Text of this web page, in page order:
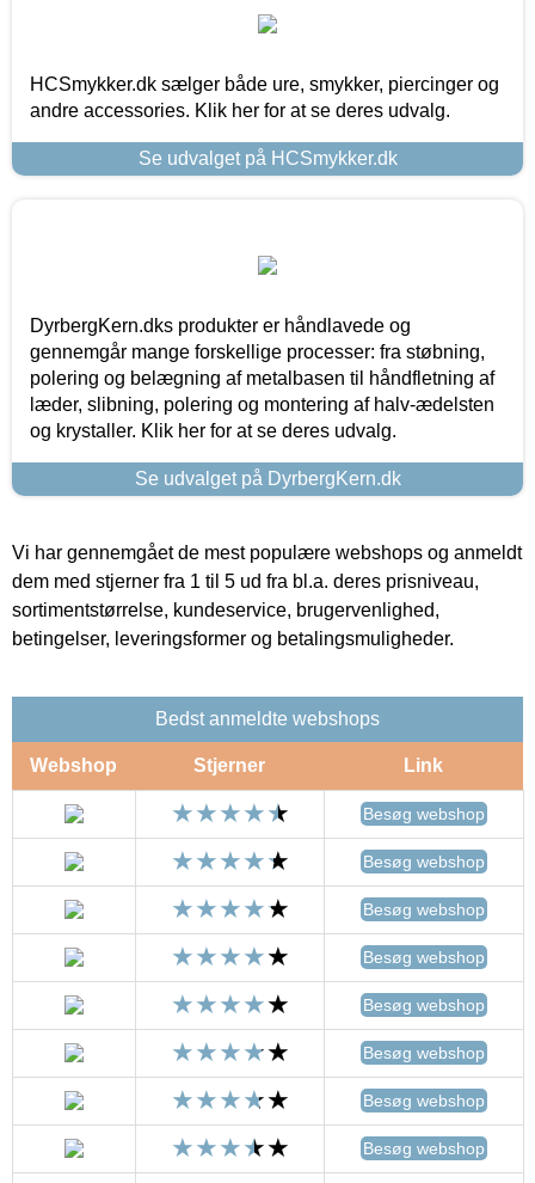
HCSmykker.dk sælger både ure, smykker, piercinger og
andre accessories. Klik her for at se deres udvalg.
Se udvalget på HCSmykker.dk
DyrbergKern.dks produkter er håndlavede og
gennemgår mange forskellige processer: fra støbning,
polering og belægning af metalbasen til håndfletning af
læder, slibning, polering og montering af halv-ædelsten
og krystaller. Klik her for at se deres udvalg.
Se udvalget på DyrbergKern.dk
Vi har gennemgået de mest populære webshops og anmeldt
dem med stjerner fra 1 til 5 ud fra bl.a. deres prisniveau,
sortimentstørrelse, kundeservice, brugervenlighed,
betingelser, leveringsformer og betalingsmuligheder.
Bedst anmeldte webshops
Webshop Stjerner Link
Besøg webshop
Besøg webshop
Besøg webshop
Besøg webshop
Besøg webshop
Besøg webshop
Besøg webshop
Besøg webshop